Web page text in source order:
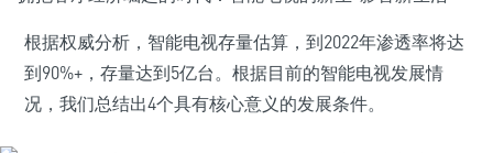
根据权威分析，智能电视存量估算，到2022年渗透率将达
到90%+，存量达到5亿台。根据目前的智能电视发展情
况，我们总结出4个具有核心意义的发展条件。